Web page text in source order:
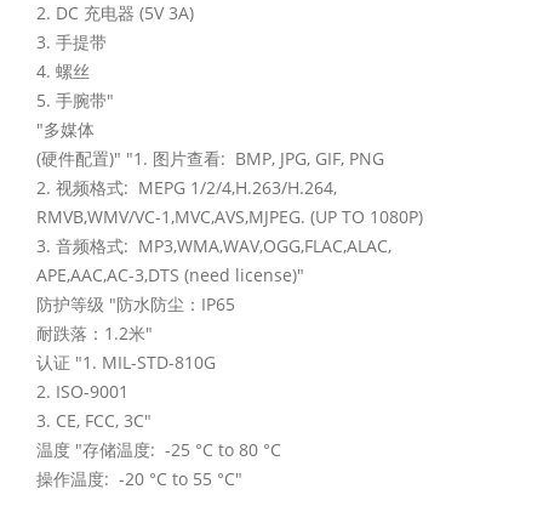
2. DC 充电器 (5V 3A)
3. 手提带
4. 螺丝
5. 手腕带"
"多媒体
(硬件配置)" "1. 图片查看: BMP, JPG, GIF, PNG
2. 视频格式: MEPG 1/2/4,H.263/H.264,
RMVB,WMV/VC-1,MVC,AVS,MJPEG. (UP TO 1080P)
3. 音频格式: MP3,WMA,WAV,OGG,FLAC,ALAC,
APE,AAC,AC-3,DTS (need license)"
防护等级 "防水防尘：IP65
耐跌落：1.2米"
认证 "1. MIL-STD-810G
2. ISO-9001
3. CE, FCC, 3C"
温度 "存储温度: -25 °C to 80 °C
操作温度: -20 °C to 55 °C"